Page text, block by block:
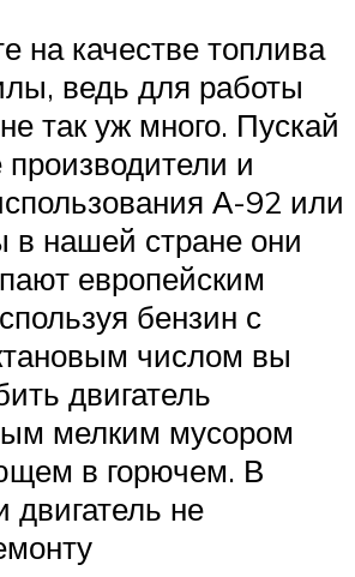
на качестве топлива
ведь для работы
так уж много. Пускай
и
А-92 или
в нашей стране они
европейским
бензин с
числом вы
двигатель
мелким мусором
в горючем. В
двигатель не